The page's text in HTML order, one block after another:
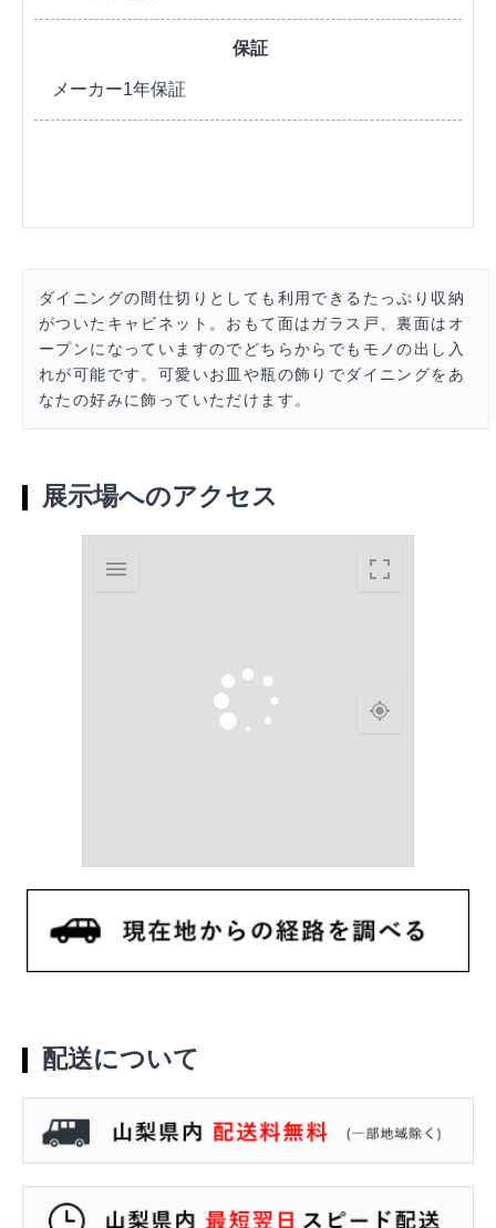
保証
メーカー1年保証
ダイニングの間仕切りとしても利用できるたっぷり収納
がついたキャビネット。おもて面はガラス戸、裏面はオ
ープンになっていますのでどちらからでもモノの出し入
れが可能です。可愛いお皿や瓶の飾りでダイニングをあ
なたの好みに飾っていただけます。
展示場へのアクセス
配送について